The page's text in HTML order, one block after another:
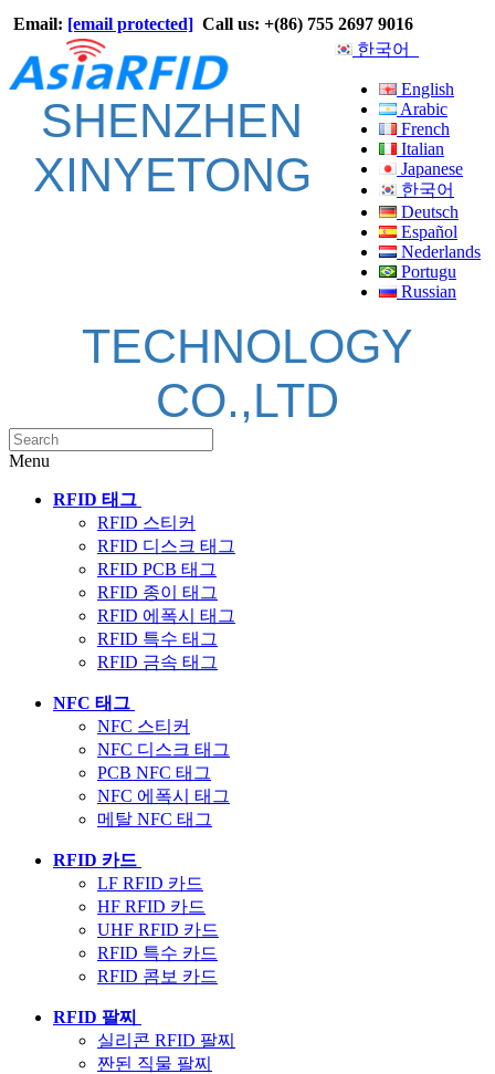
Email: [email protected] Call us: +(86) 755 2697 9016
한국어
English
Arabic
French
Italian
Japanese
한국어
Deutsch
Español
Nederlands
Portugu
Russian
SHENZHEN
XINYETONG
TECHNOLOGY
CO.,LTD
Menu
RFID 태그
RFID 스티커
RFID 디스크 태그
RFID PCB 태그
RFID 종이 태그
RFID 에폭시 태그
RFID 특수 태그
RFID 금속 태그
NFC 태그
NFC 스티커
NFC 디스크 태그
PCB NFC 태그
NFC 에폭시 태그
메탈 NFC 태그
RFID 카드
LF RFID 카드
HF RFID 카드
UHF RFID 카드
RFID 특수 카드
RFID 콤보 카드
RFID 팔찌
실리콘 RFID 팔찌
짠된 직물 팔찌